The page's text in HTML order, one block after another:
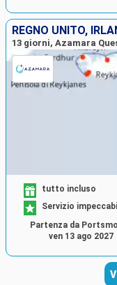
13 giorni, Azamara
tutto incluso
Servizio
Partenza da
ven 13 ago 2027